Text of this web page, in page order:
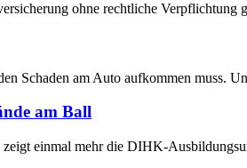
ohne rechtliche
Schaden am Auto aufkommen muss.
am Ball
einmal mehr die DIHK-